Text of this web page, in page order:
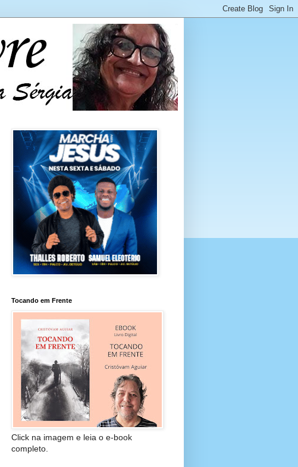
Tocando em Frente
Click na imagem e leia o e-book
completo.